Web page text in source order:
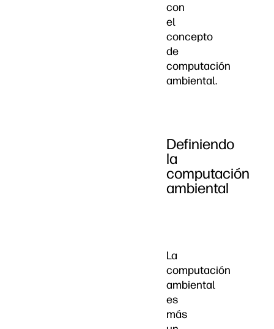
con
el
concepto
de
computación
ambiental.
Definiendo
la
computación
ambiental
La
computación
ambiental
es
más